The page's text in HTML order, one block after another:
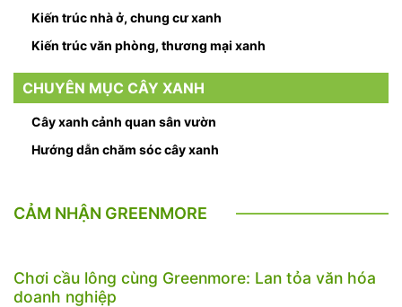
Kiến trúc nhà ở, chung cư xanh
Kiến trúc văn phòng, thương mại xanh
CHUYÊN MỤC CÂY XANH
Cây xanh cảnh quan sân vườn
Hướng dẫn chăm sóc cây xanh
CẢM NHẬN GREENMORE
Chơi cầu lông cùng Greenmore: Lan tỏa văn hóa
doanh nghiệp